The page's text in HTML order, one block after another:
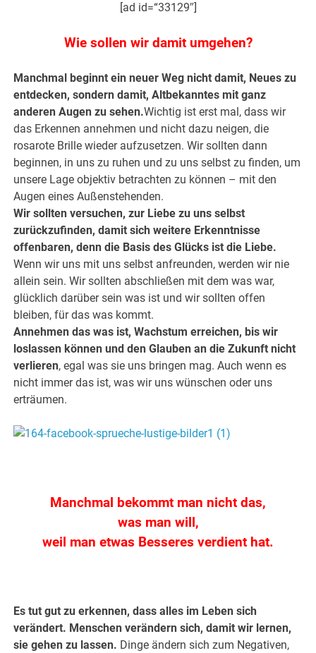
[ad id=“33129″]
Wie sollen wir damit umgehen?
Manchmal beginnt ein neuer Weg nicht damit, Neues zu
entdecken, sondern damit, Altbekanntes mit ganz
anderen Augen zu sehen.Wichtig ist erst mal, dass wir
das Erkennen annehmen und nicht dazu neigen, die
rosarote Brille wieder aufzusetzen. Wir sollten dann
beginnen, in uns zu ruhen und zu uns selbst zu finden, um
unsere Lage objektiv betrachten zu können – mit den
Augen eines Außenstehenden.
Wir sollten versuchen, zur Liebe zu uns selbst
zurückzufinden, damit sich weitere Erkenntnisse
offenbaren, denn die Basis des Glücks ist die Liebe.
Wenn wir uns mit uns selbst anfreunden, werden wir nie
allein sein. Wir sollten abschließen mit dem was war,
glücklich darüber sein was ist und wir sollten offen
bleiben, für das was kommt.
Annehmen das was ist, Wachstum erreichen, bis wir
loslassen können und den Glauben an die Zukunft nicht
verlieren, egal was sie uns bringen mag. Auch wenn es
nicht immer das ist, was wir uns wünschen oder uns
erträumen.
Manchmal bekommt man nicht das,
was man will,
weil man etwas Besseres verdient hat.
Es tut gut zu erkennen, dass alles im Leben sich
verändert. Menschen verändern sich, damit wir lernen,
sie gehen zu lassen. Dinge ändern sich zum Negativen,